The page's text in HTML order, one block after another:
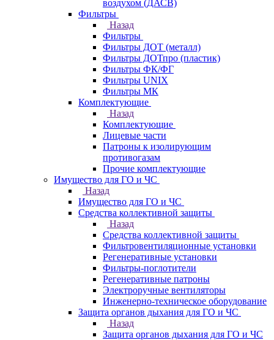
воздухом (ДАСВ)
Фильтры
Назад
Фильтры
Фильтры ДОТ (металл)
Фильтры ДОТпро (пластик)
Фильтры ФК/ФГ
Фильтры UNIX
Фильтры МК
Комплектующие
Назад
Комплектующие
Лицевые части
Патроны к изолирующим
противогазам
Прочие комплектующие
Имущество для ГО и ЧС
Назад
Имущество для ГО и ЧС
Средства коллективной защиты
Назад
Средства коллективной защиты
Фильтровентиляционные установки
Регенеративные установки
Фильтры-поглотители
Регенеративные патроны
Электроручные вентиляторы
Инженерно-техническое оборудование
Защита органов дыхания для ГО и ЧС
Назад
Защита органов дыхания для ГО и ЧС